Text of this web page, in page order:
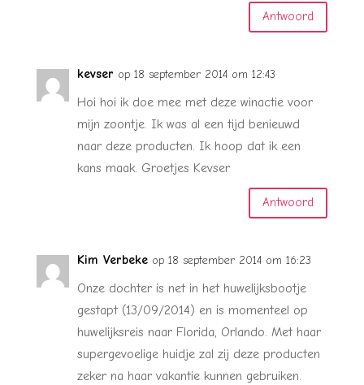
Antwoord
kevser op 18 september 2014 om 12:43
Hoi hoi ik doe mee met deze winactie voor
mijn zoontje. Ik was al een tijd benieuwd
naar deze producten. Ik hoop dat ik een
kans maak. Groetjes Kevser
Antwoord
Kim Verbeke op 18 september 2014 om 16:23
Onze dochter is net in het huwelijksbootje
gestapt (13/09/2014) en is momenteel op
huwelijksreis naar Florida, Orlando. Met haar
supergevoelige huidje zal zij deze producten
zeker na haar vakantie kunnen gebruiken.